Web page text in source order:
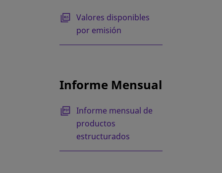
Valores disponibles
por emisión
Informe Mensual
Informe mensual de
productos
estructurados